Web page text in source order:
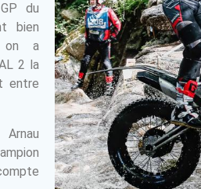
du
bien
on a
2 la
entre